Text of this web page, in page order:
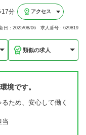
17分 アクセス
日：2025/08/06 求人番号：629819
類似の求人
境です。
ため、安心して働く